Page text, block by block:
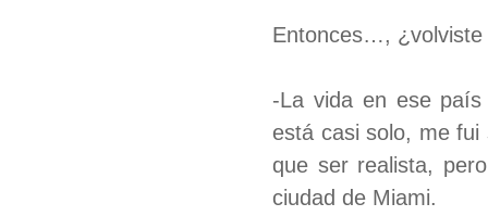
Entonces…, ¿volviste
-La vida en ese
está casi solo, me
que ser realista,
ciudad de Miami.